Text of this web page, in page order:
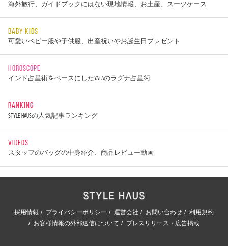
海外旅行、ガイドブックにはない現地情報、お土産、スーツケース
BABY KIDS
可愛いベビー服や子供服、出産祝いやお誕生日プレゼント
HOROSCOPE
インド占星術をベースにしたYATAのラグナ占星術
RANKING
STYLE HAUSの人気記事ランキング
VIDEOS
スタッフのバッグの中身紹介、商品レビュー動画
採用情報 プライバシーポリシー 運営会社 お問い合わせ
利用規約
お客様情報の外部送信について
プレスリリース・広告掲載